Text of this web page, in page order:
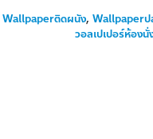
Wallpaperติดผนัง, Wallpaperป
วอลเปเปอร์ห้องนั่